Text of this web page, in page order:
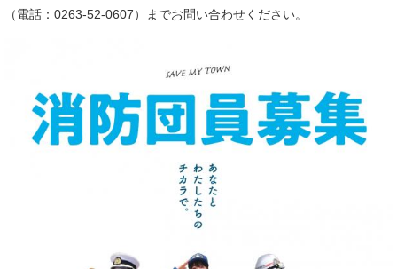
（電話：0263-52-0607）までお問い合わせください。